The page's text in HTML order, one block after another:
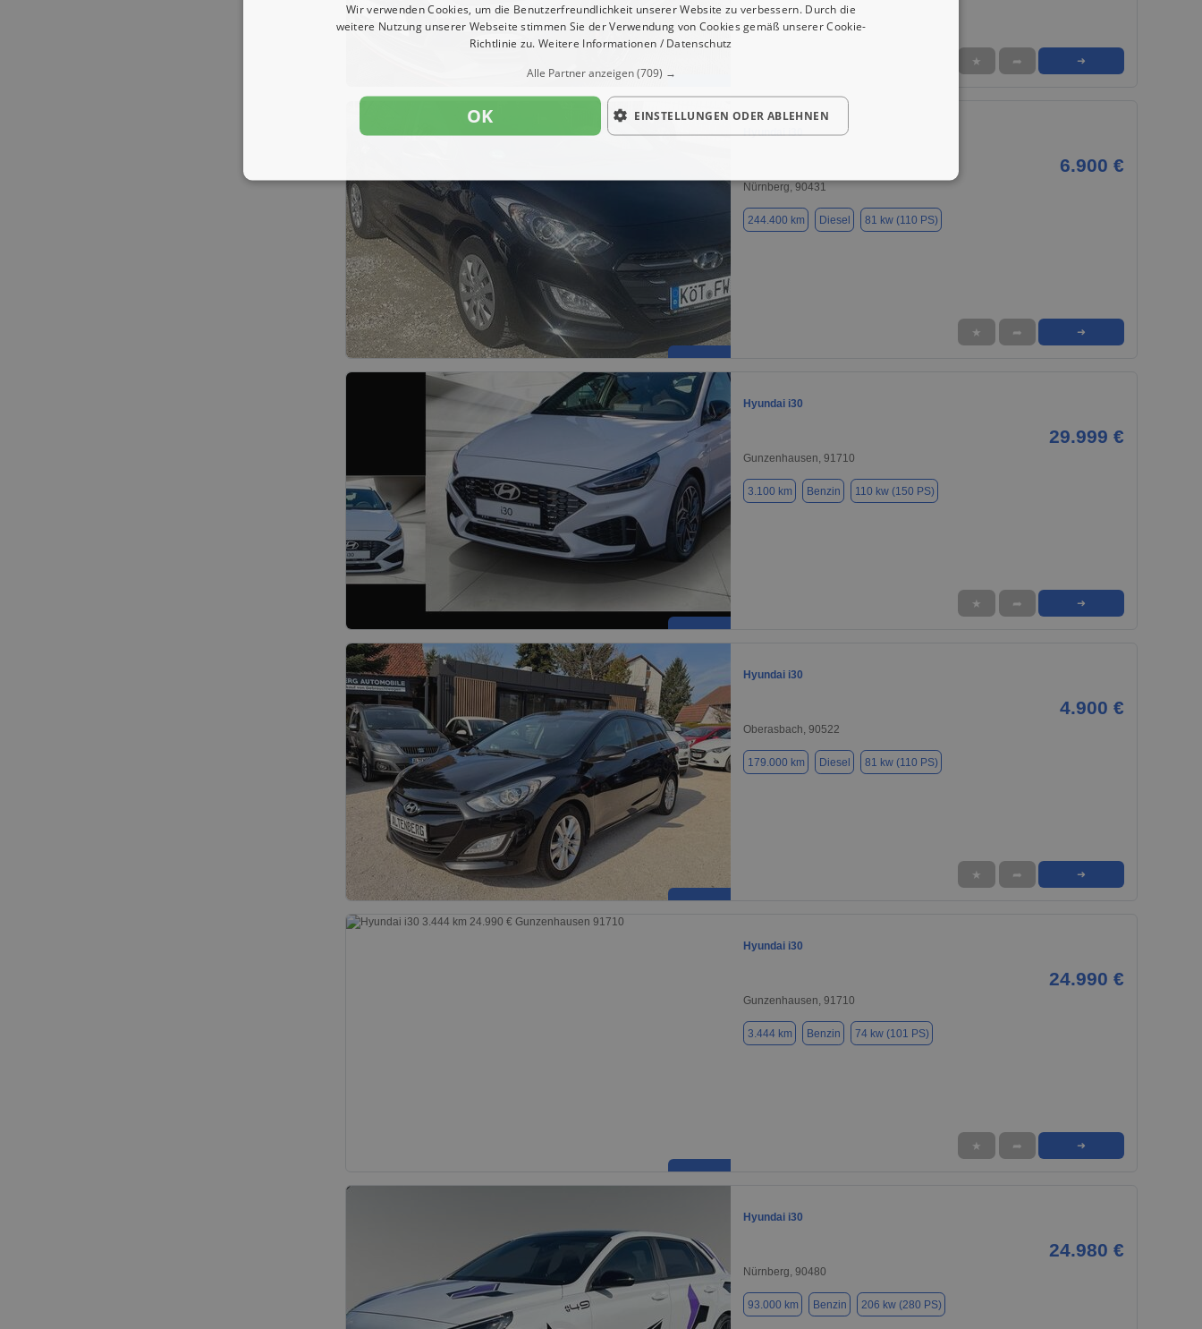
★ ➦ ➜
Hyundai i30
6.900 €
Nürnberg, 90431
244.400 km Diesel 81 kw (110 PS)
★ ➦ ➜
Hyundai i30
29.999 €
Gunzenhausen, 91710
3.100 km Benzin 110 kw (150 PS)
★ ➦ ➜
Hyundai i30
4.900 €
Oberasbach, 90522
179.000 km Diesel 81 kw (110 PS)
★ ➦ ➜
Hyundai i30
24.990 €
Gunzenhausen, 91710
3.444 km Benzin 74 kw (101 PS)
★ ➦ ➜
Hyundai i30
24.980 €
Nürnberg, 90480
93.000 km Benzin 206 kw (280 PS)
Wir verwenden Cookies, um die Benutzerfreundlichkeit unserer Website zu verbessern. Durch die
weitere Nutzung unserer Webseite stimmen Sie der Verwendung von Cookies gemäß unserer Cookie-
Richtlinie zu. Weitere Informationen / Datenschutz
Alle Partner anzeigen(709) →
OK EINSTELLUNGEN ODER ABLEHNEN